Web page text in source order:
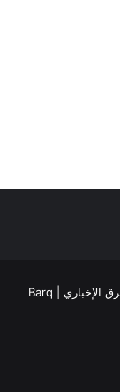
برق الإخباري | Barq